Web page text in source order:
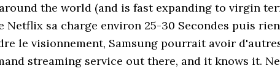
the world (and is fast expanding to virgin
Netflix sa charge environ 25-30 Secondes puis
le visionnement, Samsung pourrait avoir
streaming service out there, and it knows it.